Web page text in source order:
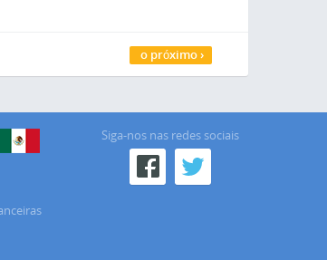
o próximo ›
Siga-nos nas redes sociais